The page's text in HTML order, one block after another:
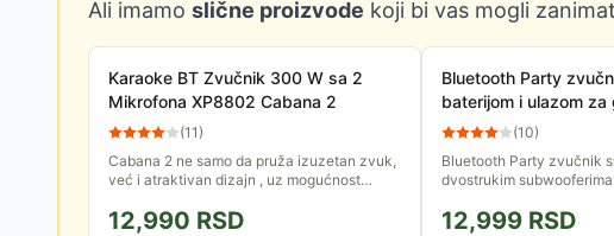
Ali imamo slične proizvode koji bi vas mogli
Karaoke BT Zvučnik 300 W sa 2
Mikrofona XP8802 Cabana 2
(11)
Cabana 2 ne samo da pruža izuzetan zvuk,
već i atraktivan dizajn , uz mogućnost
položaj . Probudite svoju...
12,990 RSD
Bluetooth Party
baterijom i ulazom
SAL PAR216WH
(10)
Bluetooth Party zvučnik
dvostrukim
omogućava da puštate
12,999 RSD